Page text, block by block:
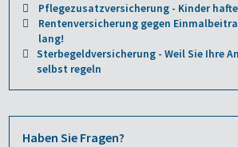
Pflegezusatzversicherung - Kinder
Rentenversicherung gegen
lang!
Sterbegeldversicherung - Weil Sie Ihre
selbst regeln
Haben Sie Fragen?